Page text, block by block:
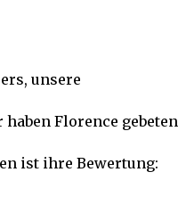
unsere
Florence
ist ihre Bewertung: